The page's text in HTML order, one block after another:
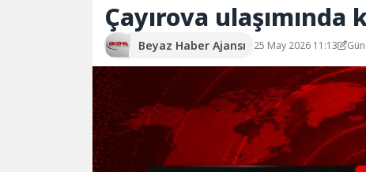
Çayırova
Beyaz Haber Ajansı 25 May 2026 11:13